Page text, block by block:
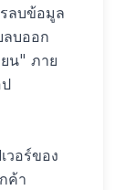
ลบข้อมูล
บออก
น" ภาย
วอร์ของ
ค้า